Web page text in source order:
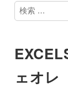
検
索
ェオレ